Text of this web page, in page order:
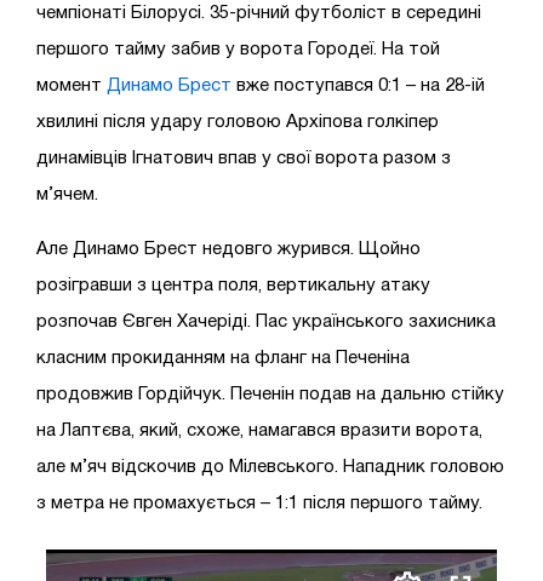
чемпіонаті Білорусі. 35-річний футболіст в середині
першого тайму забив у ворота Городеї. На той
момент Динамо Брест вже поступався 0:1 – на 28-ій
хвилині після удару головою Архіпова голкіпер
динамівців Ігнатович впав у свої ворота разом з
м’ячем.
Але Динамо Брест недовго журився. Щойно
розігравши з центра поля, вертикальну атаку
розпочав Євген Хачеріді. Пас українського захисника
класним прокиданням на фланг на Печеніна
продовжив Гордійчук. Печенін подав на дальню стійку
на Лаптєва, який, схоже, намагався вразити ворота,
але м’яч відскочив до Мілевського. Нападник головою
з метра не промахується – 1:1 після першого тайму.